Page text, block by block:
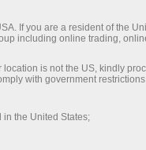
آن
مالیاتی منڈیوں
ساتھ معاہدے
فاریکس میں
If you are a resident of the
including online trading,
is not the US, kindly
with government
the United States;